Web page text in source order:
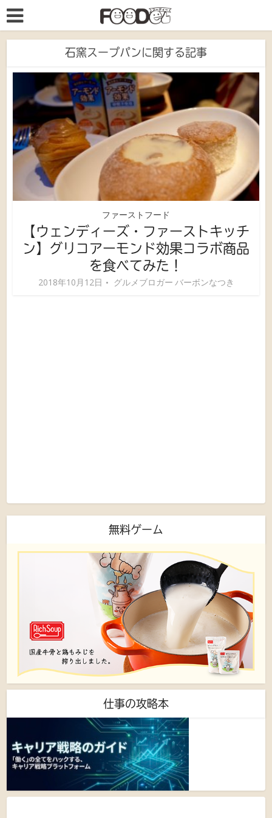
石窯スープパンに関する記事
ファーストフード
【ウェンディーズ・ファーストキッチ
ン】グリコアーモンド効果コラボ商品
を食べてみた！
2018年10月12日 グルメブロガー バーボンなつき
無料ゲーム
仕事の攻略本